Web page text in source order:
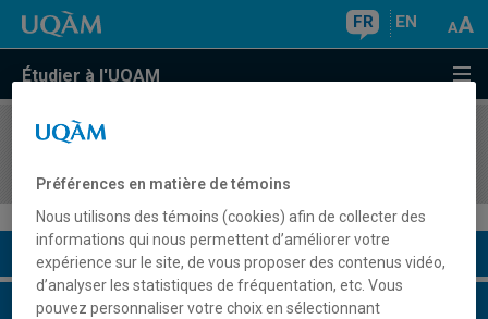
FR EN
Étudier à l'UQAM
COURS//
Description du cours
Horaire - Été 2026
Préférences en matière de témoins
Nous utilisons des témoins (cookies) afin de collecter des
informations qui nous permettent d’améliorer votre
expérience sur le site, de vous proposer des contenus vidéo,
d’analyser les statistiques de fréquentation, etc. Vous
pouvez personnaliser votre choix en sélectionnant